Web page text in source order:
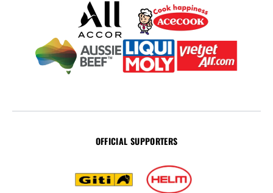
OFFICIAL SUPPORTERS